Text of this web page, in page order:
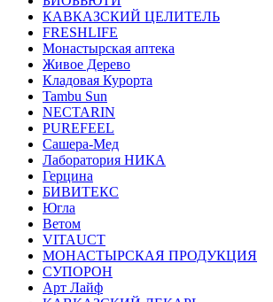
КАВКАЗСКИЙ ЦЕЛИТЕЛЬ
FRESHLIFE
Монастырская аптека
Живое Дерево
Кладовая Курорта
Tambu Sun
NECTARIN
PUREFEEL
Сашера-Мед
Лаборатория НИКА
Герцина
БИВИТЕКС
Югла
Ветом
VITAUCT
МОНАСТЫРСКАЯ ПРОДУКЦИЯ
СУПОРОН
Арт Лайф